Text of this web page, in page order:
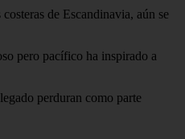
de Escandinavia, aún se
pero pacífico ha inspirado a
perduran como parte